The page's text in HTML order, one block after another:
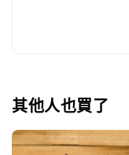
其他人也買了